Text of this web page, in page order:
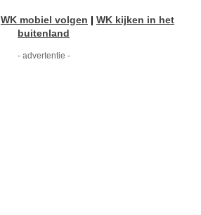
WK mobiel volgen | WK kijken in het
buitenland
- advertentie -